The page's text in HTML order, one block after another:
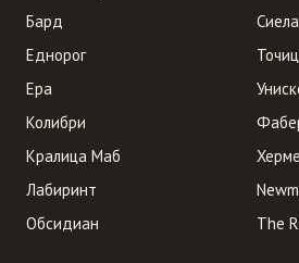
Бард
Еднорог
Ера
Колибри
Кралица Маб
Лабиринт
Обсидиан
Сиела
The